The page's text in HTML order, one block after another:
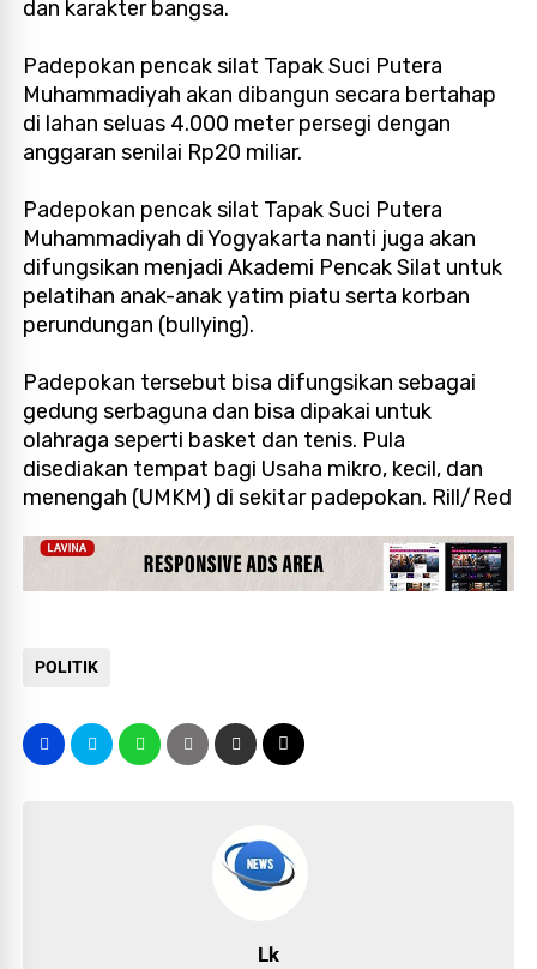
dan karakter bangsa.
Padepokan pencak silat Tapak Suci Putera
Muhammadiyah akan dibangun secara bertahap
di lahan seluas 4.000 meter persegi dengan
anggaran senilai Rp20 miliar.
Padepokan pencak silat Tapak Suci Putera
Muhammadiyah di Yogyakarta nanti juga akan
difungsikan menjadi Akademi Pencak Silat untuk
pelatihan anak-anak yatim piatu serta korban
perundungan (bullying).
Padepokan tersebut bisa difungsikan sebagai
gedung serbaguna dan bisa dipakai untuk
olahraga seperti basket dan tenis. Pula
disediakan tempat bagi Usaha mikro, kecil, dan
menengah (UMKM) di sekitar padepokan. Rill/Red
POLITIK
Lk